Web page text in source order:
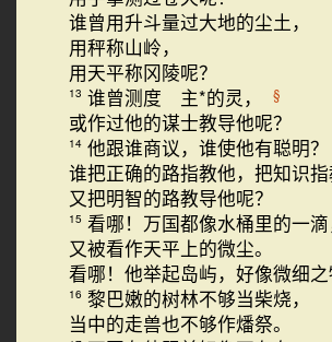
谁曾用升斗量过大地的尘土，
用秤称山岭，
用天平称冈陵呢？
13 谁曾测度 主*的灵， §
或作过他的谋士教导他呢？
14 他跟谁商议，谁使他有聪明？
谁把正确的路指教他，把知识指
又把明智的路教导他呢？
15 看哪！万国都像水桶里的一滴
又被看作天平上的微尘。
看哪！他举起岛屿，好像微细之
16 黎巴嫩的树林不够当柴烧，
当中的走兽也不够作燔祭。